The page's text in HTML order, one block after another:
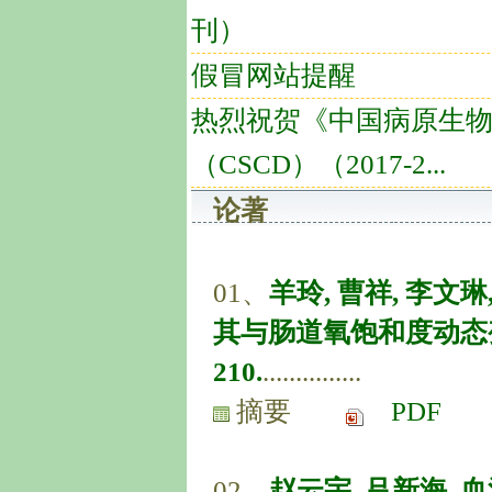
刊）
假冒网站提醒
热烈祝贺《中国病原生
（CSCD）（2017-2...
论著
01、 羊玲, 曹祥, 李文
其与肠道氧饱和度动
210................
摘要
PDF